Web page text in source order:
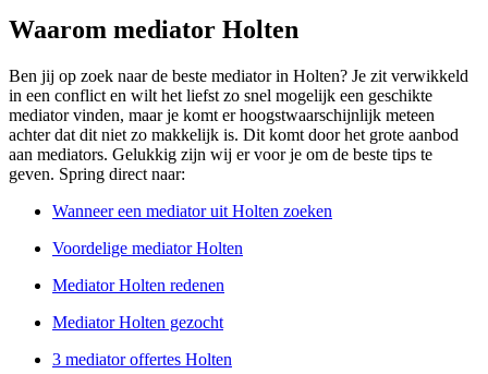
Waarom mediator Holten
Ben jij op zoek naar de beste mediator in Holten? Je zit verwikkeld
in een conflict en wilt het liefst zo snel mogelijk een geschikte
mediator vinden, maar je komt er hoogstwaarschijnlijk meteen
achter dat dit niet zo makkelijk is. Dit komt door het grote aanbod
aan mediators. Gelukkig zijn wij er voor je om de beste tips te
geven. Spring direct naar:
Wanneer een mediator uit Holten zoeken
Voordelige mediator Holten
Mediator Holten redenen
Mediator Holten gezocht
3 mediator offertes Holten